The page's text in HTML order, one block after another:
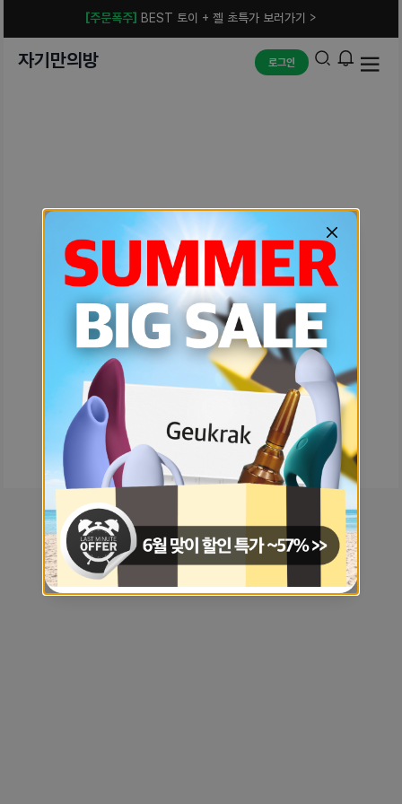
[주문폭주] BEST 토이 + 젤 초특가 보러가기 >
자기만의방 로그인
예상치 못한 에러입니다.